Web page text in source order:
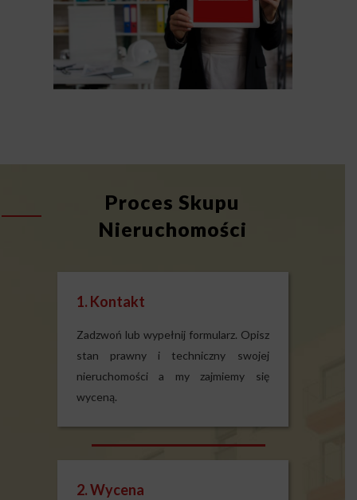
Proces Skupu
Nieruchomości
1. Kontakt
Zadzwoń lub wypełnij formularz. Opisz
stan prawny i techniczny swojej
nieruchomości a my zajmiemy się
wyceną.
2. Wycena